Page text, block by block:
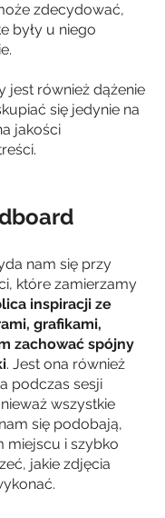
zdecydować,
były u niego
jest również dążenie
się jedynie na
jakości
nam się przy
które zamierzamy
inspiracji ze
grafikami,
zachować spójny
. Jest ona również
podczas sesji
wszystkie
się podobają,
miejscu i szybko
jakie zdjęcia